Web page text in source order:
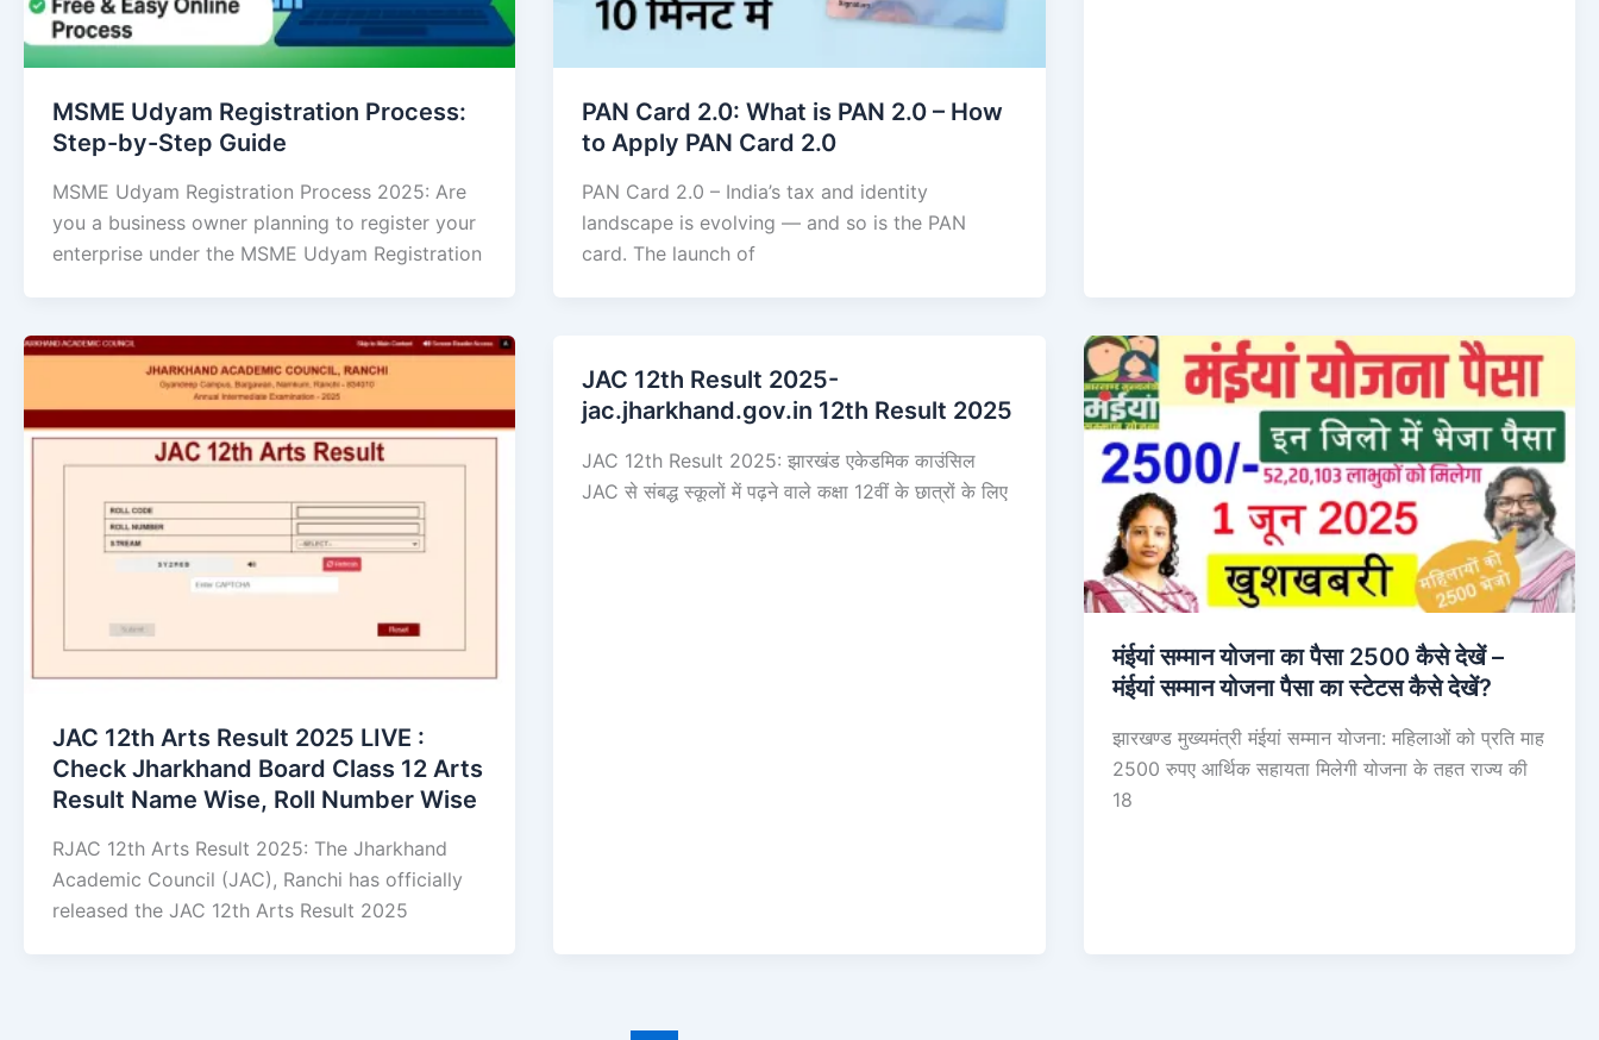
MSME Udyam Registration Process:
Step-by-Step Guide
MSME Udyam Registration Process 2025: Are
you a business owner planning to register your
enterprise under the MSME Udyam Registration
PAN Card 2.0: What is PAN 2.0 – How
to Apply PAN Card 2.0
PAN Card 2.0 – India’s tax and identity
landscape is evolving — and so is the PAN
card. The launch of
JAC 12th Arts Result 2025 LIVE :
Check Jharkhand Board Class 12 Arts
Result Name Wise, Roll Number Wise
RJAC 12th Arts Result 2025: The Jharkhand
Academic Council (JAC), Ranchi has officially
released the JAC 12th Arts Result 2025
JAC 12th Result 2025-
jac.jharkhand.gov.in 12th Result 2025
JAC 12th Result 2025: झारखंड एकेडमिक काउंसिल
JAC से संबद्ध स्कूलों में पढ़ने वाले कक्षा 12वीं के छात्रों के लिए
मंईयां सम्मान योजना का पैसा 2500 कैसे देखें –
मंईयां सम्मान योजना पैसा का स्टेटस कैसे देखें?
झारखण्ड मुख्यमंत्री मंईयां सम्मान योजना: महिलाओं को प्रति माह
2500 रुपए आर्थिक सहायता मिलेगी योजना के तहत राज्य की
18